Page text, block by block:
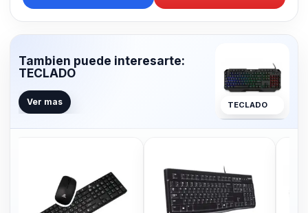
Tambien puede interesarte:
TECLADO
Ver mas TECLADO